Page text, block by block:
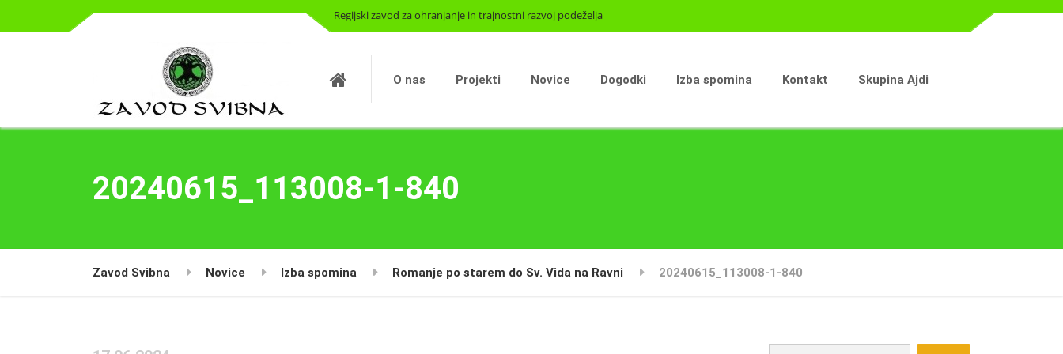
Regijski zavod za ohranjanje in trajnostni razvoj podeželja
O nas Projekti Novice Dogodki Izba spomina Kontakt Skupina Ajdi
20240615_113008-1-840
Zavod Svibna Novice Izba spomina Romanje po starem do Sv. Vida na Ravni 20240615_113008-1-840